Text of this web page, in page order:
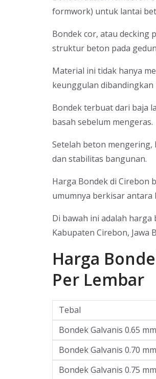
formwork) untuk lantai
Bondek cor, atau decking
struktur beton pada
Material ini tidak hanya
keunggulan
Bondek terbuat dari baja
basah sebelum mengeras.
Setelah beton
dan stabilitas bangunan.
Harga Bondek di Cirebon
umumnya berkisar antara
Di bawah ini adalah
Kabupaten Cirebon, Jawa
Harga
Per Lembar
Tebal
Bondek Galvanis 0.65 mm
Bondek Galvanis 0.70 mm
Bondek Galvanis 0.75 mm